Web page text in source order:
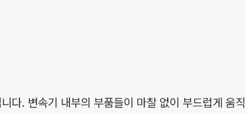
. 변속기 내부의 부품들이 마찰 없이 부드럽게 움